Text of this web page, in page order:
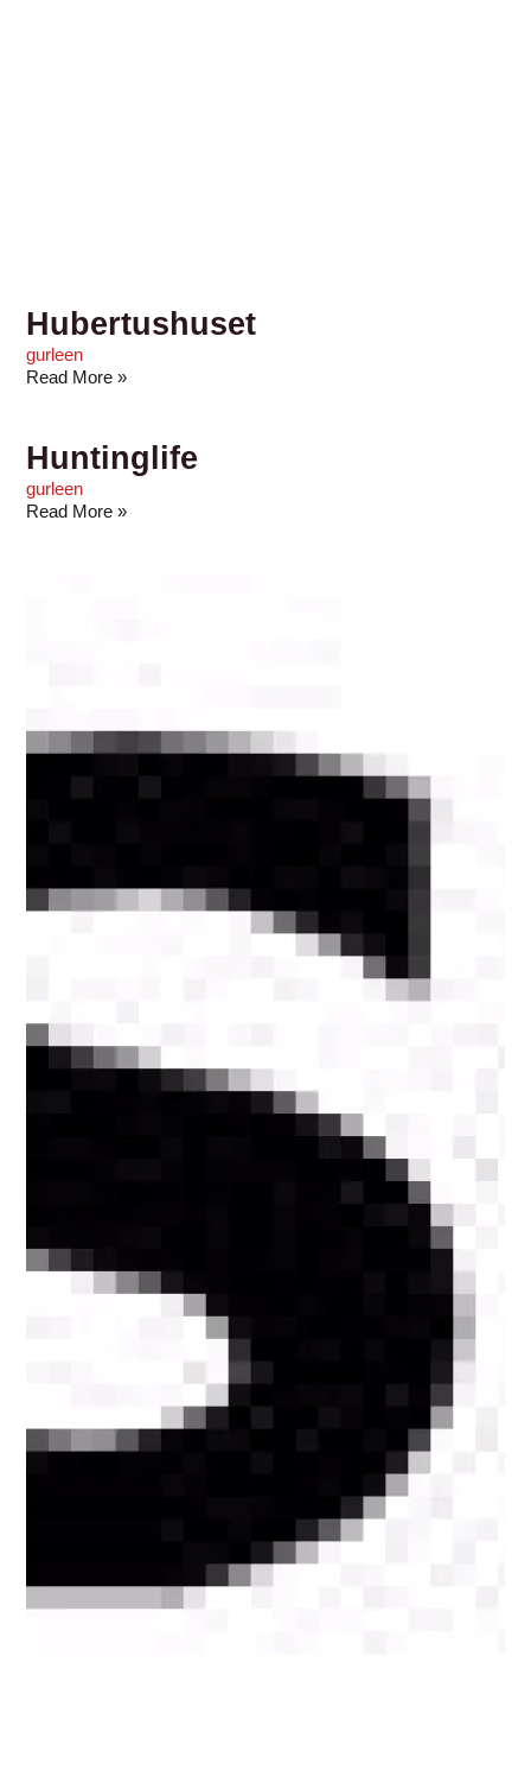
Hubertushuset
gurleen
Read More »
Huntinglife
gurleen
Read More »